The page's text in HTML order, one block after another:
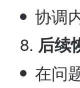
协调
后续
在问